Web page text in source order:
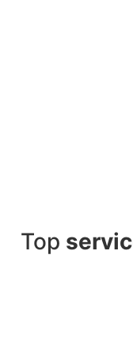
Top